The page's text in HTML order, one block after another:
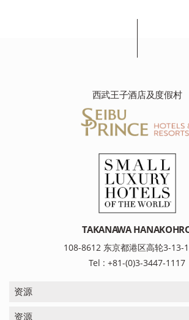
西武王子酒店及度假村
TAKANAWA
108-8612 东京都港区高轮3-13-
Tel : +81-(0)3-3447-1117
资源
资源